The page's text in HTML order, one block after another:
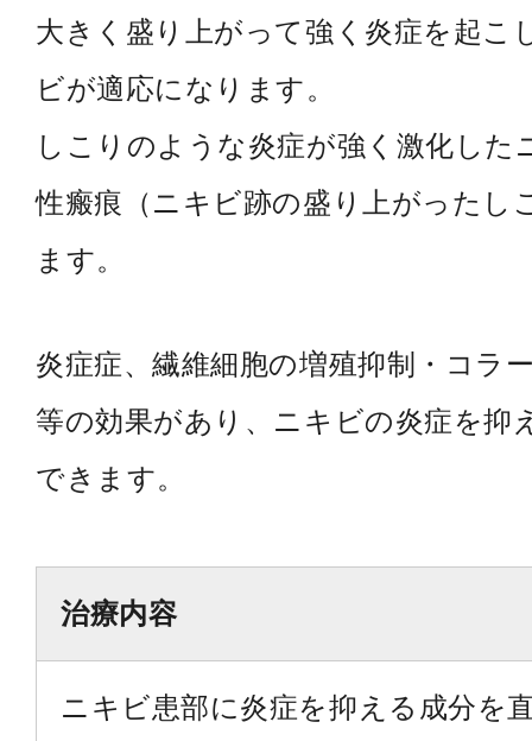
大きく盛り上がって強く炎症を起こ
ビが適応になります。
しこりのような炎症が強く激化した
性瘢痕（ニキビ跡の盛り上がったし
ます。
炎症症、繊維細胞の増殖抑制・コラ
等の効果があり、ニキビの炎症を抑
できます。
治療内容
ニキビ患部に炎症を抑える成分を